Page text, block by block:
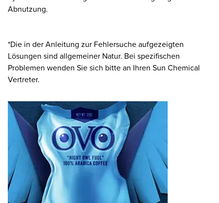
Abnutzung.
*Die in der Anleitung zur Fehlersuche aufgezeigten
Lösungen sind allgemeiner Natur. Bei spezifischen
Problemen wenden Sie sich bitte an Ihren Sun Chemical
Vertreter.